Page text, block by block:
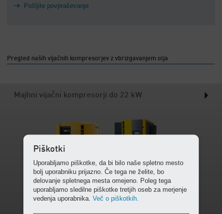
Pošljite povpraševanje
Pregled naših vijačnih kompresorjev z vbrizgavanjem olja
Majhni vijačni kompresorji do 22 kW
Piškotki
Uporabljamo piškotke, da bi bilo naše spletno mesto
bolj uporabniku prijazno. Če tega ne želite, bo
delovanje spletnega mesta omejeno. Poleg tega
uporabljamo sledilne piškotke tretjih oseb za merjenje
vedenja uporabnika.Več o piškotkih.